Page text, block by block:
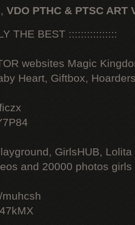
, VDO PTHC & PTSC ART
THE BEST ::::::::::::::::
websites Magic
Heart, Giftbox,
GirlsHUB, Lolita
and 20000 photos